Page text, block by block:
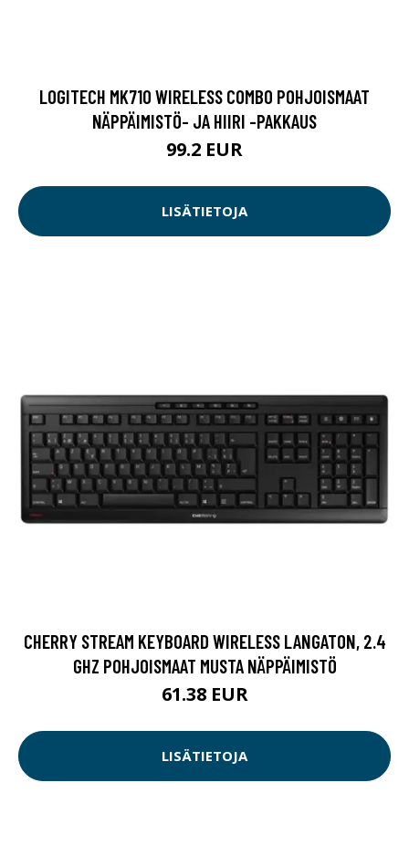
LOGITECH MK710 WIRELESS COMBO POHJOISMAAT
NÄPPÄIMISTÖ- JA HIIRI -PAKKAUS
99.2 EUR
LISÄTIETOJA
CHERRY STREAM KEYBOARD WIRELESS LANGATON, 2.4
GHZ POHJOISMAAT MUSTA NÄPPÄIMISTÖ
61.38 EUR
LISÄTIETOJA